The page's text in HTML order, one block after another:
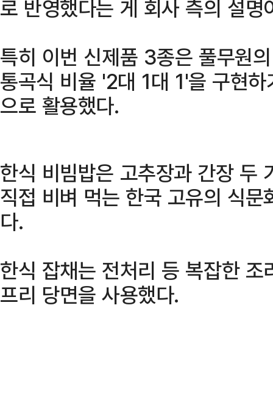
로 반영했다는 게 회사 측의 설명
특히 이번 신제품 3종은 풀무원
통곡식 비율 '2대 1대 1'을 구현
으로 활용했다.
한식 비빔밥은 고추장과 간장 두
직접 비벼 먹는 한국 고유의 식
다.
한식 잡채는 전처리 등 복잡한
프리 당면을 사용했다.